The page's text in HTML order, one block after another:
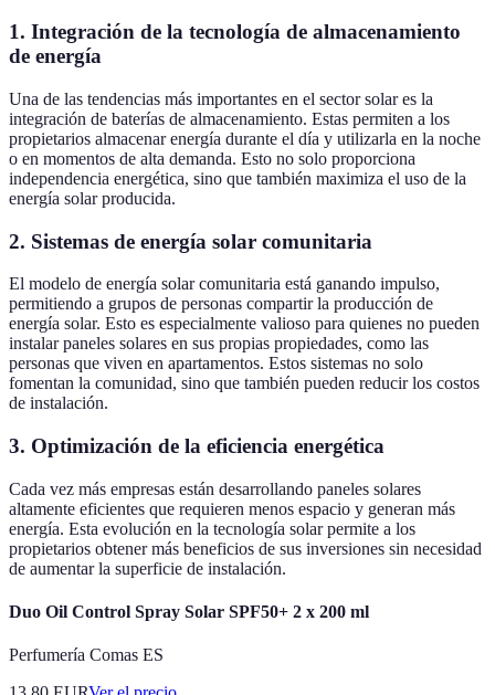
1. Integración de la tecnología de almacenamiento
de energía
Una de las tendencias más importantes en el sector solar es la
integración de baterías de almacenamiento. Estas permiten a los
propietarios almacenar energía durante el día y utilizarla en la noche
o en momentos de alta demanda. Esto no solo proporciona
independencia energética, sino que también maximiza el uso de la
energía solar producida.
2. Sistemas de energía solar comunitaria
El modelo de energía solar comunitaria está ganando impulso,
permitiendo a grupos de personas compartir la producción de
energía solar. Esto es especialmente valioso para quienes no pueden
instalar paneles solares en sus propias propiedades, como las
personas que viven en apartamentos. Estos sistemas no solo
fomentan la comunidad, sino que también pueden reducir los costos
de instalación.
3. Optimización de la eficiencia energética
Cada vez más empresas están desarrollando paneles solares
altamente eficientes que requieren menos espacio y generan más
energía. Esta evolución en la tecnología solar permite a los
propietarios obtener más beneficios de sus inversiones sin necesidad
de aumentar la superficie de instalación.
Duo Oil Control Spray Solar SPF50+ 2 x 200 ml
Perfumería Comas ES